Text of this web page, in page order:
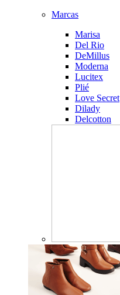
Marcas
Marisa
Del Rio
DeMillus
Moderna
Lucitex
Plié
Love Secret
Dilady
Delcotton